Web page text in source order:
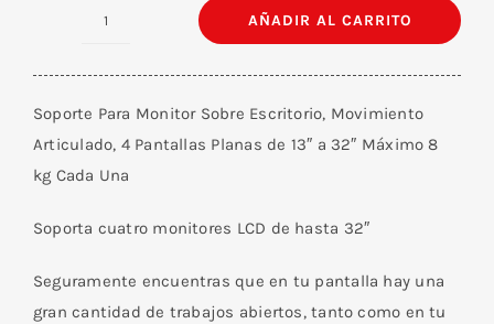
Sobre
Escritorio
4
Monitores
a
32"
AÑADIR AL CARRITO
Soporte Para Monitor Sobre Escritorio, Movimiento
Articulado, 4 Pantallas Planas de 13″ a 32″ Máximo 8
kg Cada Una
Soporta cuatro monitores LCD de hasta 32″
Seguramente encuentras que en tu pantalla hay una
gran cantidad de trabajos abiertos, tanto como en tu